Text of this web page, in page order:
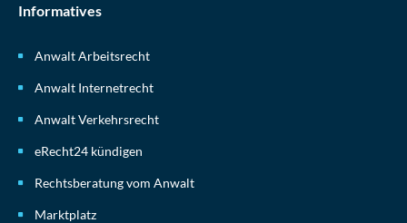
Informatives
Anwalt Arbeitsrecht
Anwalt Internetrecht
Anwalt Verkehrsrecht
eRecht24 kündigen
Rechtsberatung vom Anwalt
Marktplatz